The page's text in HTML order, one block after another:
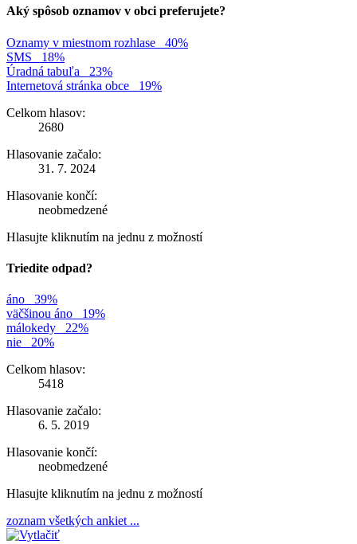
Aký spôsob oznamov v obci preferujete?
Oznamy v miestnom rozhlase
40%
SMS
18%
Úradná tabuľa
23%
Internetová stránka obce
19%
Celkom hlasov:
2680
Hlasovanie začalo:
31. 7. 2024
Hlasovanie končí:
neobmedzené
Hlasujte kliknutím na jednu z možností
Triedite odpad?
áno
39%
väčšinou áno
19%
málokedy
22%
nie
20%
Celkom hlasov:
5418
Hlasovanie začalo:
6. 5. 2019
Hlasovanie končí:
neobmedzené
Hlasujte kliknutím na jednu z možností
zoznam všetkých ankiet ...